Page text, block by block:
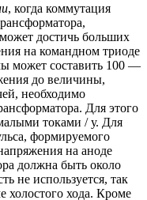
, когда коммутация
достичь больших
на командном триоде
может составить 100 —
до величины,
необходимо
Для этого
токами / у. Для
формируемого
на аноде
должна быть около
не используется, так
холостого хода. Кроме